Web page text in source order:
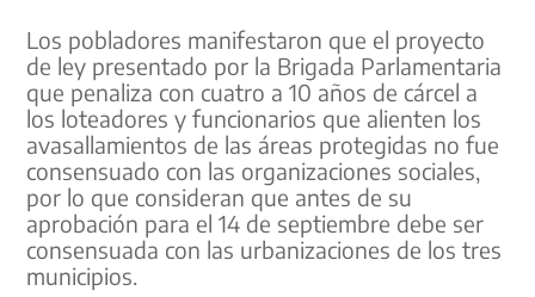
Los pobladores manifestaron que el proyecto
de ley presentado por la Brigada Parlamentaria
que penaliza con cuatro a 10 años de cárcel a
los loteadores y funcionarios que alienten los
avasallamientos de las áreas protegidas no fue
consensuado con las organizaciones sociales,
por lo que consideran que antes de su
aprobación para el 14 de septiembre debe ser
consensuada con las urbanizaciones de los tres
municipios.